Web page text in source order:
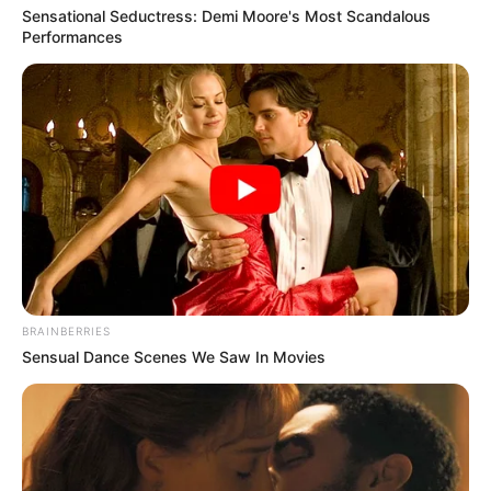
O que ela não imagina é que Gong Ji Hyuk será seu chefe, criando
situações delicadas e cheias de conflito, já que a química entre os
Sensational Seductress: Demi Moore's Most Scandalous
Performances
BRAINBERRIES
Sensual Dance Scenes We Saw In Movies